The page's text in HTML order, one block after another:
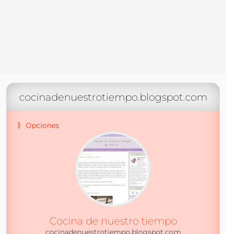
cocinadenuestrotiempo.blogspot.com
Opciones
Cocina de nuestro tiempo
cocinadenuestrotiempo.blogspot.com